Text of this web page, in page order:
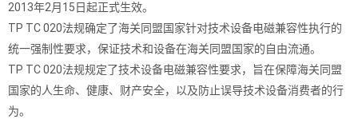
2013年2月15日起正式生效。
TP TC 020法规确定了海关同盟国家针对技术设备电磁兼容性执行的
统一强制性要求，保证技术和设备在海关同盟国家的自由流通。
TP TC 020法规规定了技术设备电磁兼容性要求，旨在保障海关同盟
国家的人生命、健康、财产安全，以及防止误导技术设备消费者的行
为。